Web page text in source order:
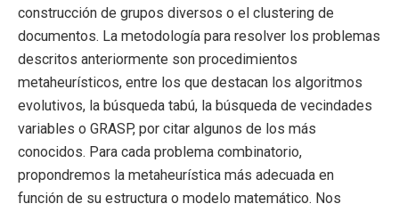
construcción de grupos diversos o el clustering de
documentos. La metodología para resolver los problemas
descritos anteriormente son procedimientos
metaheurísticos, entre los que destacan los algoritmos
evolutivos, la búsqueda tabú, la búsqueda de vecindades
variables o GRASP, por citar algunos de los más
conocidos. Para cada problema combinatorio,
propondremos la metaheurística más adecuada en
función de su estructura o modelo matemático. Nos